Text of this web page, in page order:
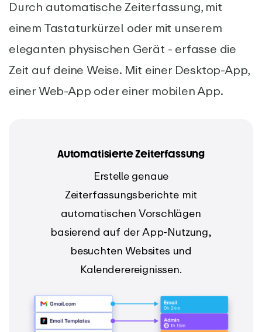
Durch automatische Zeiterfassung, mit
einem Tastaturkürzel oder mit unserem
eleganten physischen Gerät - erfasse die
Zeit auf deine Weise. Mit einer Desktop-App,
einer Web-App oder einer mobilen App.
Automatisierte Zeiterfassung
Erstelle genaue
Zeiterfassungsberichte mit
automatischen Vorschlägen
basierend auf der App-Nutzung,
besuchten Websites und
Kalenderereignissen.